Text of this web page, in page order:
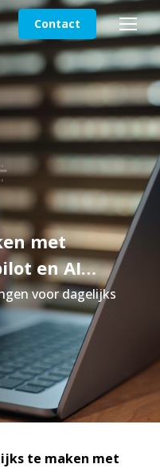
Contact
met
en AI
voor dagelijks
te maken met